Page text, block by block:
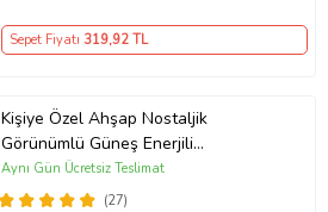
Sepet Fiyatı 319,92 TL
Kişiye Özel Ahşap Nostaljik
Görünümlü Güneş Enerjili
Bluetoothlu Ledli Radyo
(27)
Aynı Gün Ücretsiz Teslimat